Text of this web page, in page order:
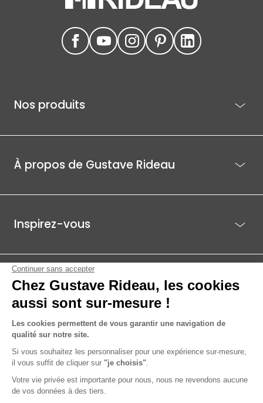
Nos produits
À propos de Gustave Rideau
Inspirez-vous
Je suis déjà client
Gustave Rideau pour les pros
ACTI EST - PARC ÉCO 85.1, ROUTE DE BEAUTOUR - 85036 LA ROCHE-
SUR-YON CEDEX